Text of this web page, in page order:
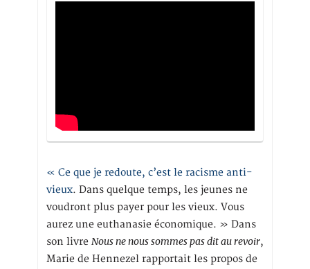
« Ce que je redoute, c’est le racisme anti-
vieux. Dans quelque temps, les jeunes ne
voudront plus payer pour les vieux. Vous
aurez une euthanasie économique. » Dans
son livre Nous ne nous sommes pas dit au revoir,
Marie de Hennezel rapportait les propos de